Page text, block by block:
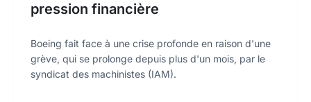
pression financière
Boeing fait face à une crise profonde en raison d'une
grève, qui se prolonge depuis plus d'un mois, par le
syndicat des machinistes (IAM).